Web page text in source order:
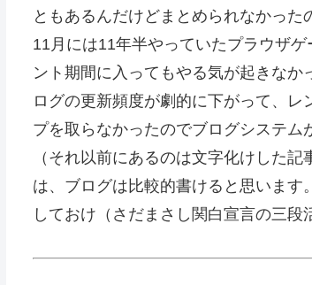
ともあるんだけどまとめられなかった
11月には11年半やっていたプラウザゲ
ント期間に入ってもやる気が起きな
ログの更新頻度が劇的に下がって、
プを取らなかったのでブログシステ
（それ以前にあるのは文字化けした
は、ブログは比較的書けると思いま
しておけ（さだまさし関白宣言の三段